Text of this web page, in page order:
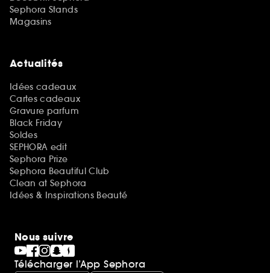
Sephora Stands
Magasins
Actualités
Idées cadeaux
Cartes cadeaux
Gravure parfum
Black Friday
Soldes
SEPHORA edit
Sephora Prize
Sephora Beautiful Club
Clean at Sephora
Idées & Inspirations Beauté
Nous suivre
Télécharger l’App Sephora